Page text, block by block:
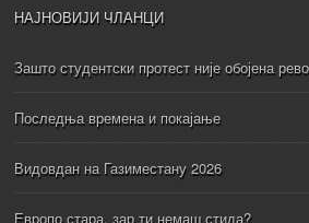
НАЈНОВИЈИ ЧЛАНЦИ
Зашто студентски протест није обојена
Последња времена и покајање
Видовдан на Газиместану 2026
Европо стара, зар ти немаш стида?